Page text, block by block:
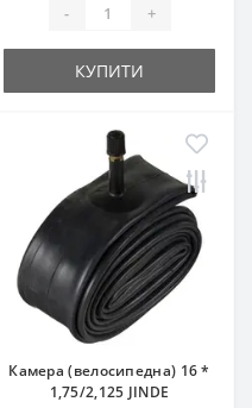
- +
КУПИТИ
Камера (велосипедна) 16 *
1,75/2,125 JINDE